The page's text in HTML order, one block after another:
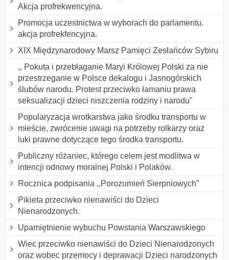
Akcja profrekwencyjna.
Promocja uczestnictwa w wyborach do parlamentu.
akcja profrekfencyjna.
XIX Międzynarodowy Marsz Pamięci Zesłańców Sybiru
,, Pokuta i przebłaganie Maryi Królowej Polski za nie
przestrzeganie w Polsce dekalogu i Jasnogórskich
ślubów narodu. Protest przeciwko łamaniu prawa
seksualizacji dzieci niszczenia rodziny i narodu"
Popularyzacja wrotkarstwa jako środku transportu w
mieście, zwrócenie uwagi na potrzeby rolkarzy oraz
luki prawne dotyczące tego środka transportu.
Publiczny różaniec, którego celem jest modlitwa w
intencji odnowy moralnej Polski i Polaków.
Rocznica podpisania ,,Porozumień Sierpniowych”
Pikieta przeciwko nienawiści do Dzieci
Nienarodzonych.
Upamiętnienie wybuchu Powstania Warszawskiego
Wiec przeciwko nienawiści do Dzieci Nienarodzonych
oraz wobec przemocy i deprawacji Dzieci narodzonych